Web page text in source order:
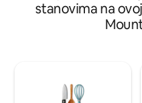
stanovima na